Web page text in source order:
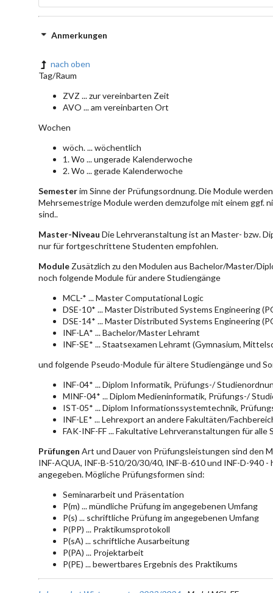
Anmerkungen
nach oben
Tag/Raum
ZVZ ... zur vereinbarten Zeit
AVO ... am vereinbarten Ort
Wochen
wöch. ... wöchentlich
1. Wo ... ungerade Kalenderwoche
2. Wo ... gerade Kalenderwoche
Semesterim Sinne der Prüfungsordnung. Die Module
Mehrsemestrige Module werden demzufolge mit einem ggf.
sind..
Master-Niveau Die Lehrveranstaltung ist an Master- bzw.
nur für fortgeschrittene Studenten empfohlen.
Module Zusätzlich zu den Modulen aus Bachelor/Master/
noch folgende Module für andere Studiengänge
MCL-* ... Master Computational Logic
DSE-10* ... Master Distributed Systems Engineering
DSE-14* ... Master Distributed Systems Engineering
INF-LA* ... Bachelor/Master Lehramt
INF-SE* ... Staatsexamen Lehramt (Gymnasium,
und folgende Pseudo-Module für ältere Studiengänge und
INF-04* ... Diplom Informatik, Prüfungs-/
MINF-04* ... Diplom Medieninformatik, Prüfungs-/
IST-05* ... Diplom Informationssystemtechnik,
INF-LE* ... Lehrexport an andere Fakultäten/
FAK-INF-FF ... Fakultative Lehrveranstaltungen für
Prüfungen Art und Dauer von Prüfungsleistungen sind den
INF-AQUA, INF-B-510/20/30/40, INF-B-610 und INF-D-940
angegeben. Mögliche Prüfungsformen sind:
Seminararbeit und Präsentation
P(m) ... mündliche Prüfung im angegebenen Umfang
P(s) ... schriftliche Prüfung im angegebenen Umfang
P(PP) ... Praktikumsprotokoll
P(sA) ... schriftliche Ausarbeitung
P(PA) ... Projektarbeit
P(PE) ... bewertbares Ergebnis des Praktikums